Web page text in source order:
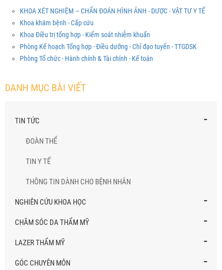
KHOA XÉT NGHIỆM – CHẨN ĐOÁN HÌNH ẢNH - DƯỢC - VẬT TƯ Y TẾ
Khoa khám bệnh - Cấp cứu
Khoa Điều trị tổng hợp - Kiểm soát nhiễm khuẩn
Phòng Kế hoạch Tổng hợp - Điều dưỡng - Chỉ đạo tuyến - TTGDSK
Phòng Tổ chức - Hành chính & Tài chính - Kế toán
DANH MỤC BÀI VIẾT
TIN TỨC -
ĐOÀN THỂ
TIN Y TẾ
THÔNG TIN DÀNH CHO BỆNH NHÂN
NGHIÊN CỨU KHOA HỌC -
CHĂM SÓC DA THẨM MỸ -
LAZER THẨM MỸ -
GÓC CHUYÊN MÔN -